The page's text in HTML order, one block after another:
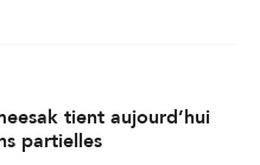
tient aujourd’hui
partielles